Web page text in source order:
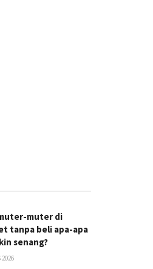
muter di
tanpa beli apa-apa
senang?
2026